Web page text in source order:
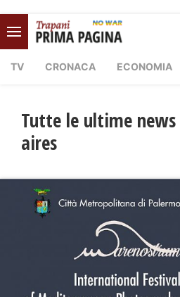
TV CRONACA ECONOMIA
Tutte le ultime news
aires